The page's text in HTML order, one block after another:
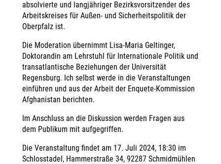
absolvierte und langjähriger Bezirksvorsitzender des
Arbeitskreises für Außen- und Sicherheitspolitik der
Oberpfalz ist.
Die Moderation übernimmt Lisa-Maria Geltinger,
Doktorandin am Lehrstuhl für Internationale Politik und
transatlantische Beziehungen der Universität
Regensburg. Ich selbst werde in die Veranstaltungen
einführen und aus der Arbeit der Enquete-Kommission
Afghanistan berichten.
Im Anschluss an die Diskussion werden Fragen aus
dem Publikum mit aufgegriffen.
Die Veranstaltung findet am 17. Juli 2024, 18:30 im
Schlosstadel, Hammerstraße 34, 92287 Schmidmühlen